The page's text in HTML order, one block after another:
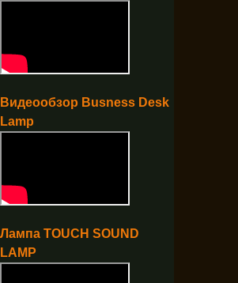
Видеообзор Busness Desk
Lamp
Лампа TOUCH SOUND
LAMP